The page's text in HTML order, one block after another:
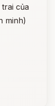
của
minh)